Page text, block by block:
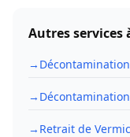
Autres services
→
→
→ Retrait de